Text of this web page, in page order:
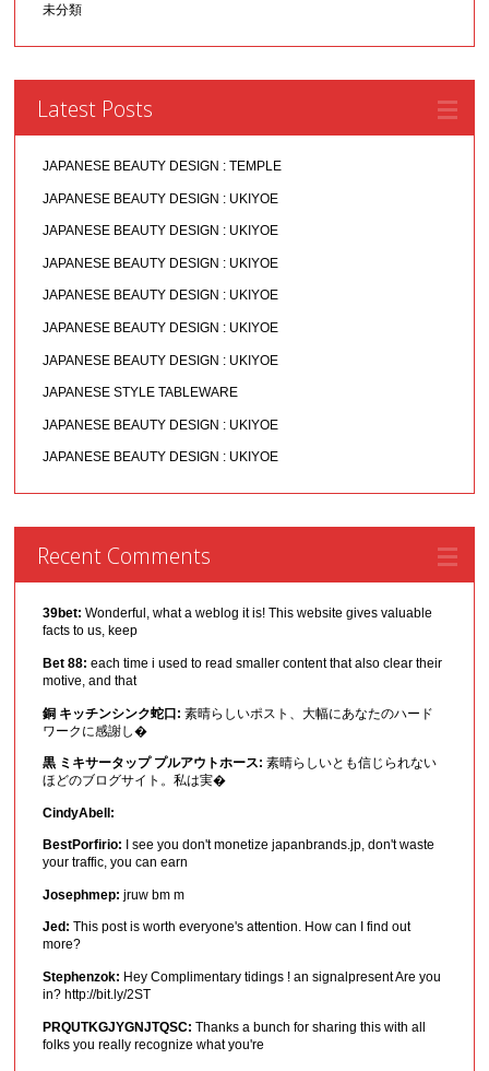
未分類
Latest Posts
JAPANESE BEAUTY DESIGN : TEMPLE
JAPANESE BEAUTY DESIGN : UKIYOE
JAPANESE BEAUTY DESIGN : UKIYOE
JAPANESE BEAUTY DESIGN : UKIYOE
JAPANESE BEAUTY DESIGN : UKIYOE
JAPANESE BEAUTY DESIGN : UKIYOE
JAPANESE BEAUTY DESIGN : UKIYOE
JAPANESE STYLE TABLEWARE
JAPANESE BEAUTY DESIGN : UKIYOE
JAPANESE BEAUTY DESIGN : UKIYOE
Recent Comments
39bet: Wonderful, what a weblog it is! This website gives valuable
facts to us, keep
Bet 88: each time i used to read smaller content that also clear their
motive, and that
銅 キッチンシンク蛇口: 素晴らしいポスト、大幅にあなたのハード
ワークに感謝し�
黒 ミキサータップ プルアウトホース: 素晴らしいとも信じられない
ほどのブログサイト。私は実�
CindyAbell:
BestPorfirio:
I see you don't monetize japanbrands.jp, don't waste
your traffic, you can earn
Josephmep: jruw bm m
Jed: This post is worth everyone's attention. How can I find out
more?
Stephenzok: Hey Complimentary tidings ! an signalpresent Are you
in? http://bit.ly/2ST
PRQUTKGJYGNJTQSC: Thanks a bunch for sharing this with all
folks you really recognize what you're